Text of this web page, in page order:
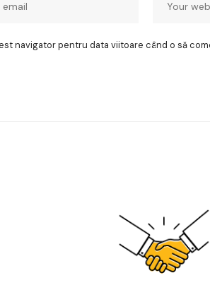
navigator pentru data viitoare când o să